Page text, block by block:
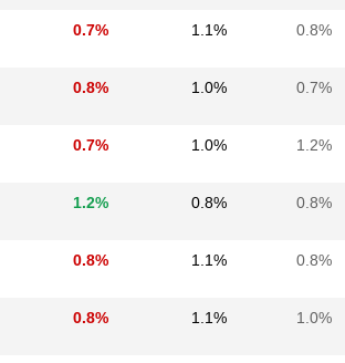
0.7% 1.1% 0.8%
0.8% 1.0% 0.7%
0.7% 1.0% 1.2%
1.2% 0.8% 0.8%
0.8% 1.1% 0.8%
0.8% 1.1% 1.0%